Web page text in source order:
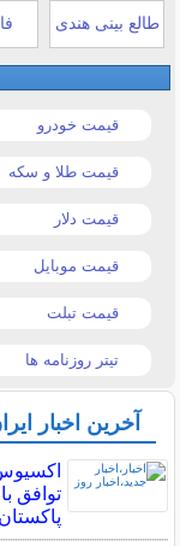
طالع بینی هندی
قیمت خودرو
قیمت طلا و سکه
قیمت دلار
قیمت موبایل
قیمت تبلت
تیتر روزنامه ها
آخرین اخبار
توافق
پاکستان